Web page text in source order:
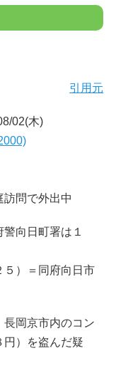
引用元
02(木)
問で外出中
向日町署は１
５）＝同府向日市
岡京市内のコン
円）を盗んだ疑